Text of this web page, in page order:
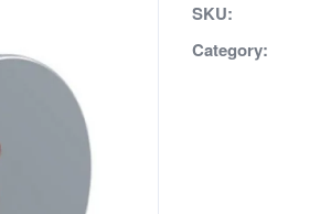
SKU:
Category: